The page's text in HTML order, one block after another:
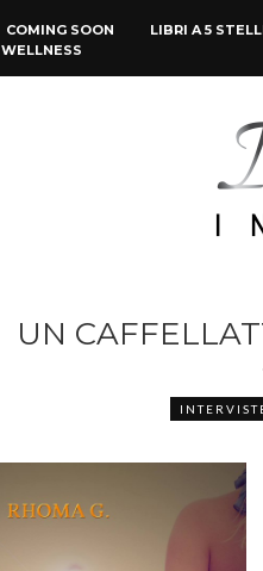
COMING SOON LIBRI A 5
WELLNESS
UN